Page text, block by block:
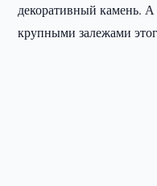
декоративный камень.
крупными залежами